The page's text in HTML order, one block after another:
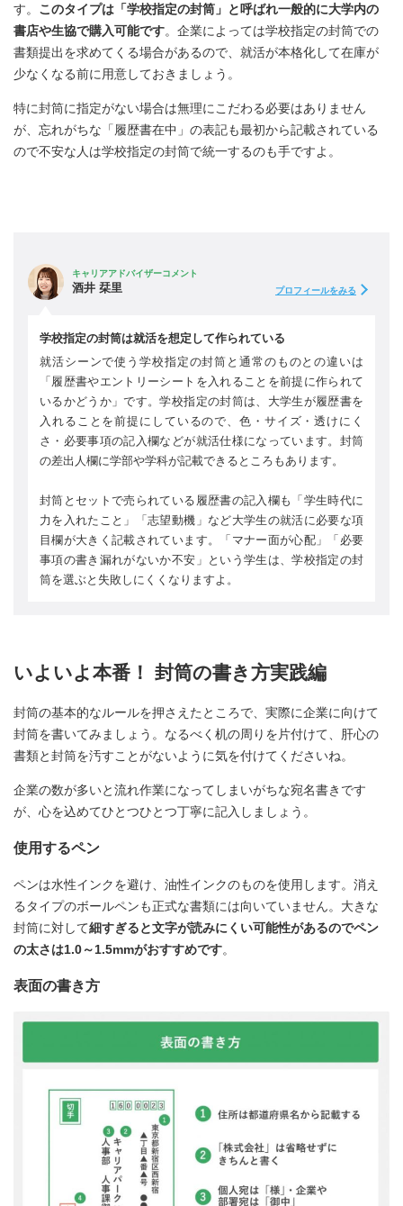
す。 このタイプは「学校指定の封筒」と呼ばれ一般的に大学内の
書店や生協で購入可能です。企業によっては学校指定の封筒での
書類提出を求めてくる場合があるので、就活が本格化して在庫が
少なくなる前に用意しておきましょう。
特に封筒に指定がない場合は無理にこだわる必要はありません
が、忘れがちな「履歴書在中」の表記も最初から記載されている
ので不安な人は学校指定の封筒で統一するのも手ですよ。
キャリアアドバイザーコメント
酒井 栞里 プロフィールをみる
学校指定の封筒は就活を想定して作られている
就活シーンで使う学校指定の封筒と通常のものとの違いは
「履歴書やエントリーシートを入れることを前提に作られて
いるかどうか」です。学校指定の封筒は、大学生が履歴書を
入れることを前提にしているので、色・サイズ・透けにく
さ・必要事項の記入欄などが就活仕様になっています。封筒
の差出人欄に学部や学科が記載できるところもあります。
封筒とセットで売られている履歴書の記入欄も「学生時代に
力を入れたこと」「志望動機」など大学生の就活に必要な項
目欄が大きく記載されています。「マナー面が心配」「必要
事項の書き漏れがないか不安」という学生は、学校指定の封
筒を選ぶと失敗しにくくなりますよ。
いよいよ本番！ 封筒の書き方実践編
封筒の基本的なルールを押さえたところで、実際に企業に向けて
封筒を書いてみましょう。なるべく机の周りを片付けて、肝心の
書類と封筒を汚すことがないように気を付けてくださいね。
企業の数が多いと流れ作業になってしまいがちな宛名書きです
が、心を込めてひとつひとつ丁寧に記入しましょう。
使用するペン
ペンは水性インクを避け、油性インクのものを使用します。消え
るタイプのボールペンも正式な書類には向いていません。大きな
封筒に対して細すぎると文字が読みにくい可能性があるのでペン
の太さは1.0～1.5mmがおすすめです。
表面の書き方